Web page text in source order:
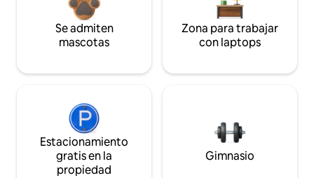
Se admiten
mascotas
Zona para trabajar
con laptops
Estacionamiento
gratis en la
propiedad
Gimnasio